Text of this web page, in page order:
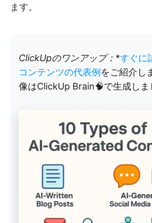
ます。
ClickUpのワンアップ： *すぐに
コンテンツの代表例 をご紹介し
像はClickUp Brain🧠で生成しま